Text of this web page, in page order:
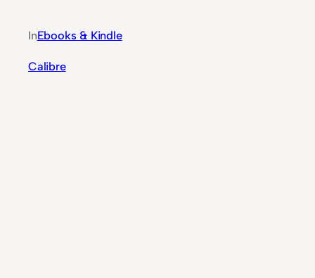
InEbooks & Kindle
Calibre